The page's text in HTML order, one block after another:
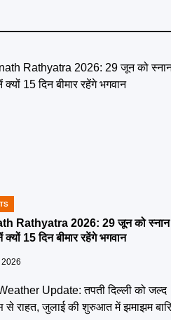
Rathyatra 2026: 29 जून को स्नान
क्यों 15 दिन बीमार रहेंगे भगवान